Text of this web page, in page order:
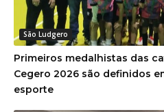
São Ludgero
Primeiros medalhistas das
Cegero 2026 são definidos
esporte